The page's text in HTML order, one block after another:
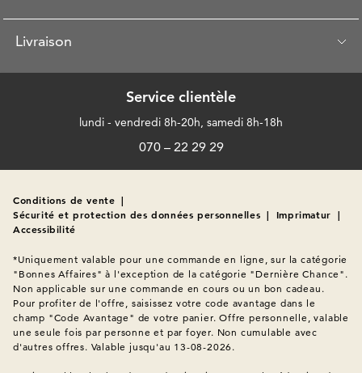
Livraison
Service clientèle
lundi - vendredi 8h-20h, samedi 8h-18h
070 – 22 29 29
Conditions de vente |
Sécurité et protection des données personnelles | Imprimatur |
Accessibilité
*Uniquement valable pour une commande en ligne, sur la catégorie
"Bonnes Affaires" à l'exception de la catégorie "Dernière Chance".
Non applicable sur une commande en cours ou un bon cadeau.
Pour profiter de l'offre, saisissez votre code avantage dans le
champ "Code Avantage" de votre panier. Offre personnelle, valable
une seule fois par personne et par foyer. Non cumulable avec
d'autres offres. Valable jusqu'au 13-08-2026.